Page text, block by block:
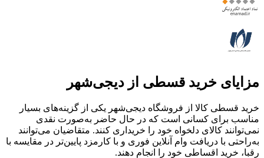
مزایای خرید قسطی از دیجی‌شهر
خرید قسطی کالا از فروشگاه دیجی‌شهر یکی از گزینه‌های بسیار
مناسب برای کسانی است که در حال حاضر به‌صورت نقدی
نمی‌توانند کالای دلخواه خود را خریداری کنند. متقاضیان می‌توانند
به‌راحتی با دریافت وام آنلاین فوری و با کارمزد پایین‌تر در مقایسه با
رقبا، خرید اقساطی خود را انجام دهند.